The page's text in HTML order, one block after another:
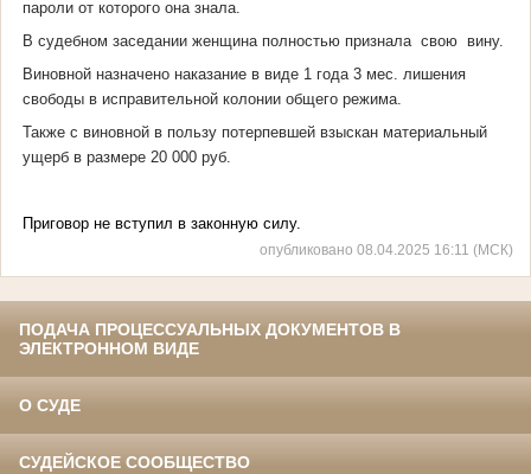
пароли от которого она знала.
В судебном заседании женщина полностью признала свою вину.
Виновной назначено наказание в виде 1 года 3 мес. лишения
свободы в исправительной колонии общего режима.
Также с виновной в пользу потерпевшей взыскан материальный
ущерб в размере 20 000 руб.
Приговор не вступил в законную силу.
опубликовано 08.04.2025 16:11 (МСК)
ПОДАЧА ПРОЦЕССУАЛЬНЫХ ДОКУМЕНТОВ В
ЭЛЕКТРОННОМ ВИДЕ
О СУДЕ
СУДЕЙСКОЕ СООБЩЕСТВО